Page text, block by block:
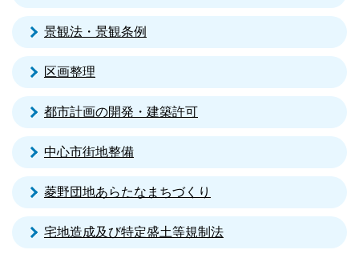
景観法・景観条例
区画整理
都市計画の開発・建築許可
中心市街地整備
菱野団地あらたなまちづくり
宅地造成及び特定盛土等規制法